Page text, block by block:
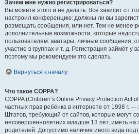
Зачем мне нужно регистрироваться?
Вы можете этого и не делать. Всё зависит от
настроил конференцию: должны ли вы
размещать сообщения, или нет. Тем не менее
дополнительные возможности, которые
пользователям: аватары, личные сообщения,
участие в группах и т. д. Регистрация займёт у
поэтому мы рекомендуем это сделать.
Вернуться к началу
Что такое COPPA?
COPPA (Children’s Online Privacy Protection Act
частных прав ребёнка в интернете от 1998 г.
Штатов, требующий от сайтов, которые могут
несовершеннолетних младше 13 лет, иметь на
родителей. Допустимо наличие иного вида